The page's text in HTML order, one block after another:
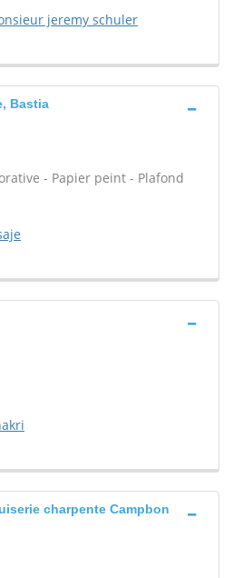
jeremy schuler
Bastia
- Papier peint - Plafond
charpente Campbon